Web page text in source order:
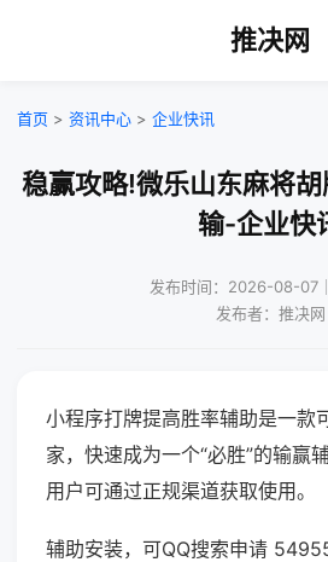
推决网
首页 > 资讯中心 > 企业快讯
稳赢攻略!微乐山东麻将
输-企业快
发布时间：2026-08-07
发布者：推决网
小程序打牌提高胜率辅助是一款
家，快速成为一个“必胜”的输赢
用户可通过正规渠道获取使用。
辅助安装，可QQ搜索申请